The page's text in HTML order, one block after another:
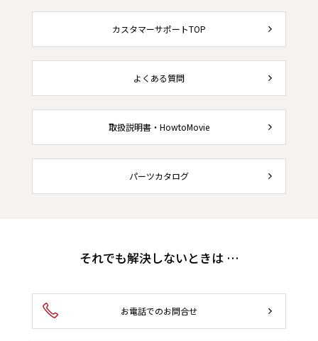
カスタマーサポートTOP
よくある質問
取扱説明書・HowtoMovie
パーツカタログ
それでも解決しないときは …
お電話でのお問合せ